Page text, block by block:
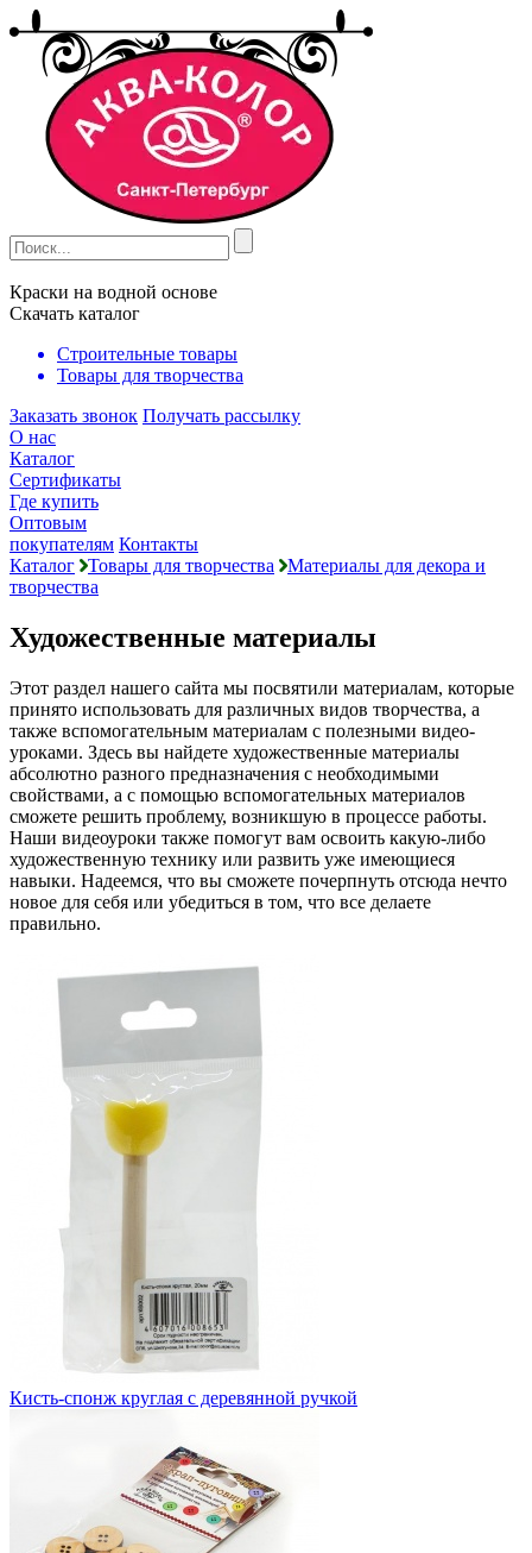
Краски на водной основе
Скачать каталог
Строительные товары
Товары для творчества
Заказать звонок Получать рассылку
О нас
Каталог
Сертификаты
Где купить
Оптовым
покупателям Контакты
Каталог
Товары для творчества
Материалы для декора и
творчества
Художественные материалы
Этот раздел нашего сайта мы посвятили материалам, которые
принято использовать для различных видов творчества, а
также вспомогательным материалам с полезными видео-
уроками. Здесь вы найдете художественные материалы
абсолютно разного предназначения с необходимыми
свойствами, а с помощью вспомогательных материалов
сможете решить проблему, возникшую в процессе работы.
Наши видеоуроки также помогут вам освоить какую-либо
художественную технику или развить уже имеющиеся
навыки. Надеемся, что вы сможете почерпнуть отсюда нечто
новое для себя или убедиться в том, что все делаете
правильно.
Кисть-спонж круглая с деревянной ручкой